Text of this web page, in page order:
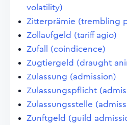
volatility)
Zitterprämie (trembling
Zollaufgeld (tariff agio)
Zufall (coindicence)
Zugtiergeld (draught
Zulassung (admission)
Zulassungspflicht
Zulassungsstelle
Zunftgeld (guild